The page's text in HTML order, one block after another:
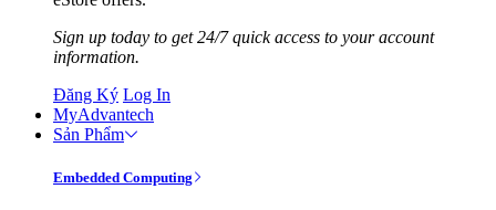
Sign up today to get 24/7 quick access to your account
information.
Đăng Ký Log In
MyAdvantech
Sản Phẩm
Embedded Computing